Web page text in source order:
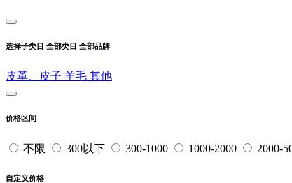
选择子类目 全部类目 全部品牌
皮革、皮子 羊毛 其他
价格区间
不限 300以下 300-1000 1000-2000 2000-
自定义价格